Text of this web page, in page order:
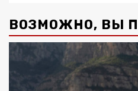
ВОЗМОЖНО, ВЫ